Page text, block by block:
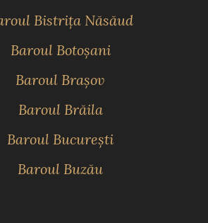
Bistriţa Năsăud
Baroul Botoşani
Baroul Braşov
Baroul Brăila
Baroul Bucureşti
Baroul Buzău